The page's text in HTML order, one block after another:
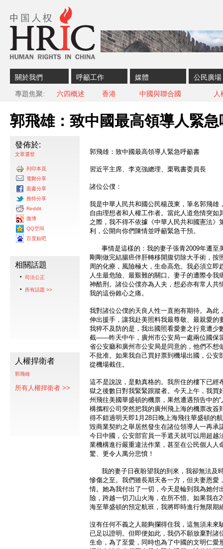
關於我們 呼籲工作 媒體 公民廣場
專題焦聚 六四概述 香港 中國與聯合國 人
郭飛雄：致中國最高領導人緊急
發佈於:
文章選登
列印本頁
電郵分享
面書分享
推特分享
Reddit
微博
QQ空间
百度贴吧
相關話題
司法公正
所有話題 >>
人權捍衛者
郭飛雄
所有人權捍衛者 >>
郭飛雄：致中國最高領導人緊急呼籲書
習近平主席、李克強總理、栗戰書委員長
諸位公僕：
我是中華人民共和國公民楊茂東，筆名郭飛雄
自由理想者和人權工作者。當此人道危情突如
之際，我不得不依據《中華人民共和國憲法》
利，公開向你們陳情並呼籲緊急干預。
事情是這樣的：我的妻子張青2009年遷至
剛剛做完結腸癌伴肝轉移開腹切除大手術，按
周的化療，風險極大，生命高危。我必須立即
人生最危險、最艱難的關口。妻子的遭際令我
神酷刑。諸位公僕亦為人夫，想必亦有常人共
我的這份錐心之痛。
我對諸位公僕的天良人性一直抱有期待。為此
伸出援手，讓我赴美照料我最尊敬、最親愛的
我猝不及防的是，我出國照看愛妻之行竟遭少
截——昨天中午，廣州市公安局一處兩位國保
省公安廳和廣州市公安局是同意的，他們不想
不批准。如果我自己買好票到機場出國，公安
從機場截住。
這不是說說，是動真格的。我所住的樓下已經
獄之後數日對我緊緊跟蹤者。今天上午，我買
州飛往美國華盛頓的機票，果然遭遇預告中的
構攜程公司突然把我的廣州飛上海的機票改簽
得不錯過明天即1月28日晚上海飛往華盛頓的
毀商業契約之舉居然發生在諸位領導人一再承
今日中國，公安部官員一手遮天就可以用超越
業機構進行嚴重違法作業，甚至在公民個人人
驚、更令人萬分悲憤！
我的妻子日夜盼望我的到來，我卻無法及
慘傷之至。我們雖長期天各一方，但夫妻恩愛
情。她為我付出了一切，今天是輪到我為她付
險，跨越一切刀山火海，在所不惜。如果我在
海至華盛頓的預定航班，我將即時進行無限期
沒有任何不義之人能夠攔得住我，這無須未來
已足以證明。但即便如此，我仍不願放棄對諸
生命，為了至愛，同時也為了中國的文明仁愛